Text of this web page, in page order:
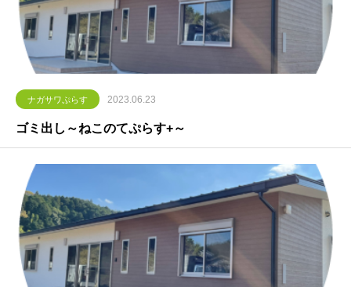
ナガサワぷらす 2023.06.23
ゴミ出し～ねこのてぷらす+～